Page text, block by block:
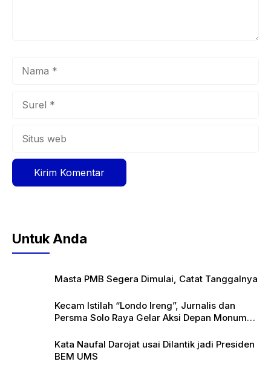
Untuk Anda
Masta PMB Segera Dimulai, Catat Tanggalnya
Kecam Istilah “Londo Ireng”, Jurnalis dan
Persma Solo Raya Gelar Aksi Depan Monumen
Kata Naufal Darojat usai Dilantik jadi Presiden
BEM UMS